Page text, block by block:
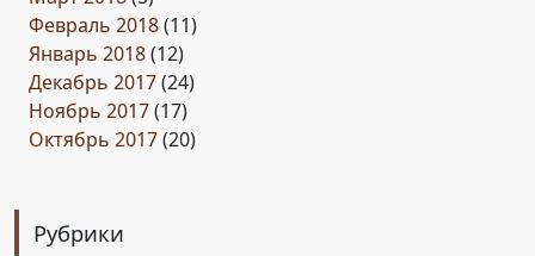
Февраль 2018(11)
Январь 2018(12)
Декабрь 2017(24)
Ноябрь 2017(17)
Октябрь 2017(20)
Рубрики